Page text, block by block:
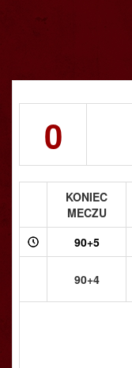
0
KONIEC
MECZU
90+5
90+4